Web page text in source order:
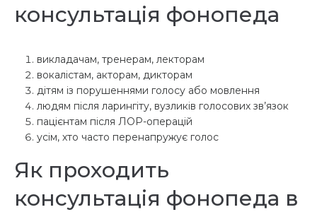
консультація фонопеда
викладачам, тренерам, лекторам
вокалістам, акторам, дикторам
дітям із порушеннями голосу або мовлення
людям після ларингіту, вузликів голосових зв’язок
пацієнтам після ЛОР-операцій
усім, хто часто перенапружує голос
Як проходить
консультація фонопеда в